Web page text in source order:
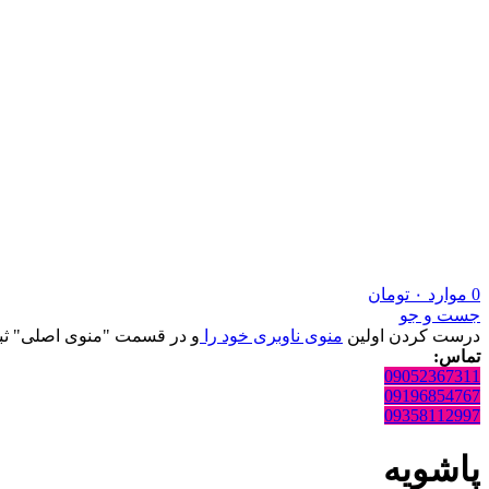
0 موارد ۰ تومان
جست و جو
درست کردن اولین منوی ناوبری خود را و در قسمت "منوی اصلی"
تماس:
09052367311
09196854767
09358112997
پاشویه